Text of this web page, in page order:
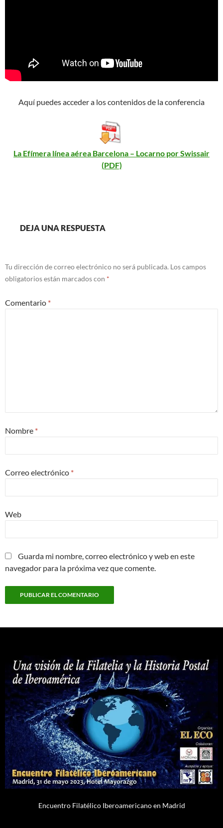
Aquí puedes acceder a los contenidos de la conferencia
La Efímera línea aérea Barcelona – Locarno por Swissair
(PDF)
DEJA UNA RESPUESTA
Tu dirección de correo electrónico no será publicada. Los campos
obligatorios están marcados con *
Comentario *
Nombre *
Correo electrónico *
Web
Guarda mi nombre, correo electrónico y web en este
navegador para la próxima vez que comente.
Encuentro Filatélico Iberoamericano en Madrid